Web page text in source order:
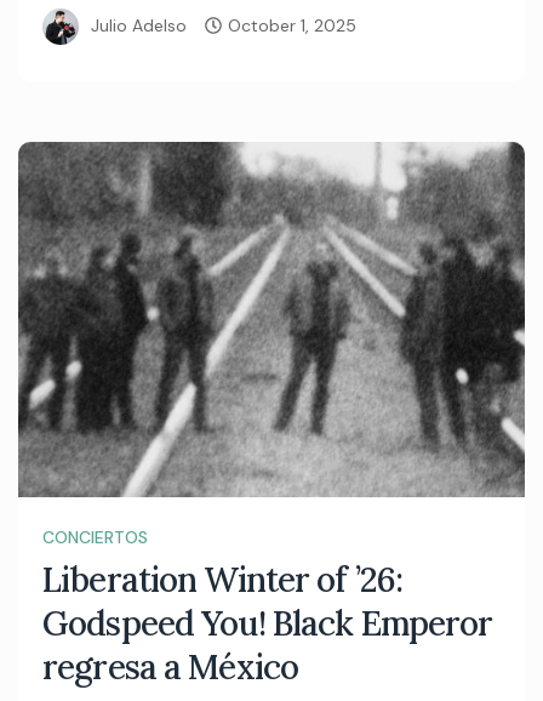
Julio Adelso October 1, 2025
CONCIERTOS
Liberation Winter of ’26:
Godspeed You! Black Emperor
regresa a México